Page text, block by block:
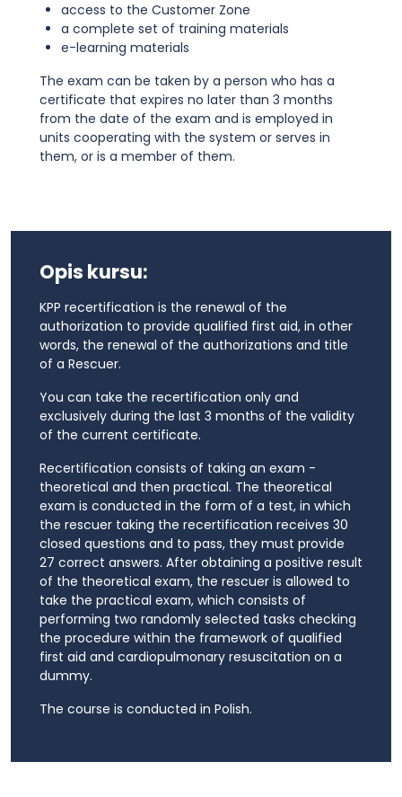
access to the Customer Zone
a complete set of training materials
e-learning materials
The exam can be taken by a person who has a
certificate that expires no later than 3 months
from the date of the exam and is employed in
units cooperating with the system or serves in
them, or is a member of them.
Opis kursu:
KPP recertification is the renewal of the
authorization to provide qualified first aid, in other
words, the renewal of the authorizations and title
of a Rescuer.
You can take the recertification only and
exclusively during the last 3 months of the validity
of the current certificate.
Recertification consists of taking an exam -
theoretical and then practical. The theoretical
exam is conducted in the form of a test, in which
the rescuer taking the recertification receives 30
closed questions and to pass, they must provide
27 correct answers. After obtaining a positive result
of the theoretical exam, the rescuer is allowed to
take the practical exam, which consists of
performing two randomly selected tasks checking
the procedure within the framework of qualified
first aid and cardiopulmonary resuscitation on a
dummy.
The course is conducted in Polish.